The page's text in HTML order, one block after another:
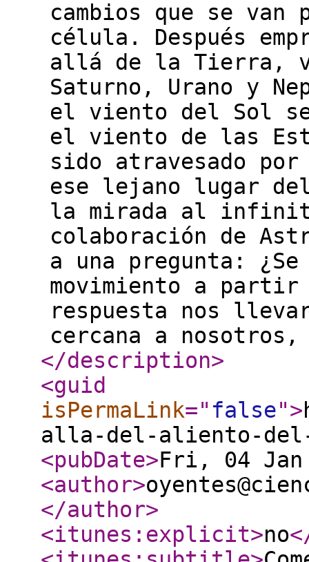
cambios que se
célula. Después
allá de la Tierra,
Saturno, Urano y
el viento del Sol se
el viento de las
sido atravesado por
ese lejano lugar
la mirada al
colaboración de
a una pregunta:
movimiento a
respuesta nos
cercana a
</description>
<guid
isPermaLink=" false">
alla-del-aliento-
<pubDate>Fri, 04 Jan
<author>
</author>
<itunes:explicit>no